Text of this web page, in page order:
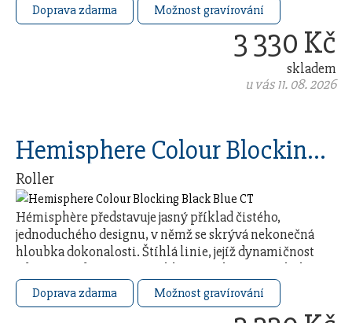
Doprava zdarma Možnost gravírování
3 330 Kč
skladem
u vás 11. 08. 2026
Hemisphere Colour Blocking Black Blue CT
Roller
Hémisphère představuje jasný příklad čistého,
jednoduchého designu, v němž se skrývá nekonečná
hloubka dokonalosti. Štíhlá linie, jejíž dynamičnost
zdůrazňuje dvouramenný klip a sešikmený vrchol …
Doprava zdarma Možnost gravírování